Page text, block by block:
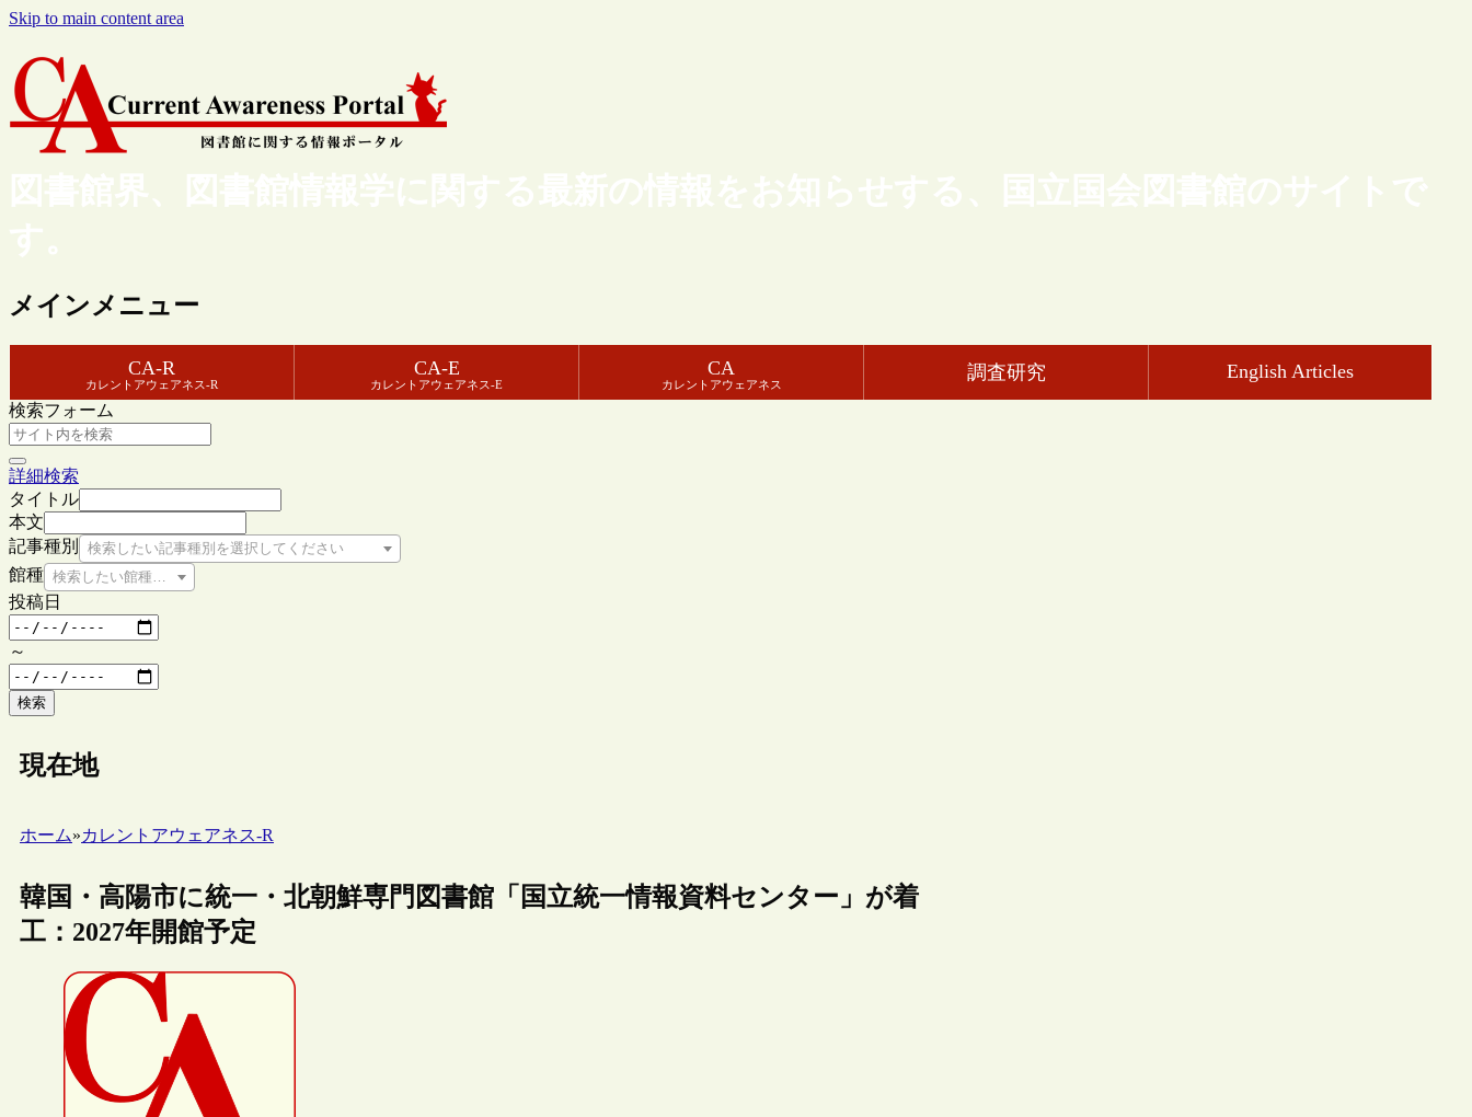
Skip to main content area
図書館界、図書館情報学に関する最新の情報をお知らせする、国立国会図書館のサイトで
す。
メインメニュー
CA-R
カレントアウェアネス-R
CA-E
カレントアウェアネス-E
CA
カレントアウェアネス
調査研究 English Articles
検索フォーム
詳細検索
タイトル
本文
記事種別
検索したい記事種別を選択してください
館種 検索したい館種を選択してください
投稿日
～
検索
現在地
ホーム»カレントアウェアネス-R
韓国・高陽市に統一・北朝鮮専門図書館「国立統一情報資料センター」が着
工：2027年開館予定